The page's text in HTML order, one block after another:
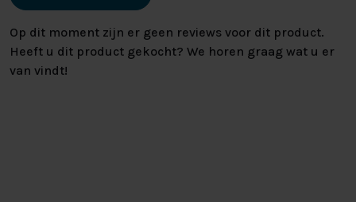
Op dit moment zijn er geen reviews voor dit product.
Heeft u dit product gekocht? We horen graag wat u er
van vindt!